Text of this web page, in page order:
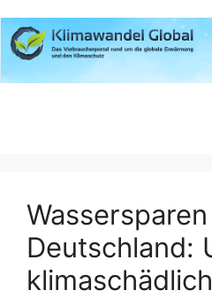
Inhalt
springen
Deutschland: